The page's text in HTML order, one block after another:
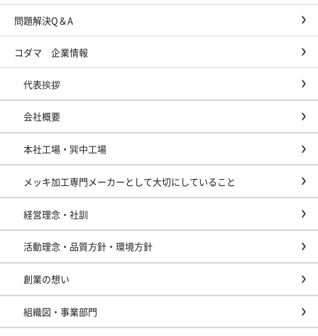
問題解決Q＆A
コダマ 企業情報
代表挨拶
会社概要
本社工場・巽中工場
メッキ加工専門メーカーとして大切にしていること
経営理念・社訓
活動理念・品質方針・環境方針
創業の想い
組織図・事業部門